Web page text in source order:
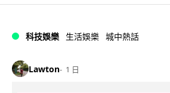
科技娛樂 生活娛樂 城中熱話
Lawton 1 日